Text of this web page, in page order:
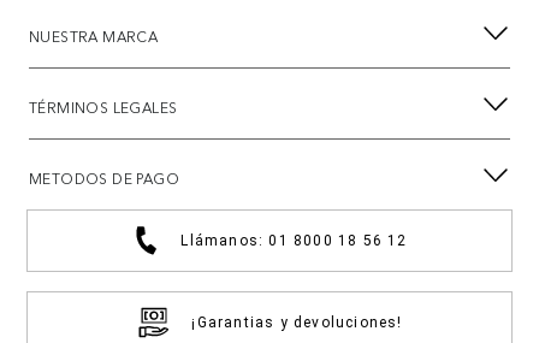
NUESTRA MARCA
TÉRMINOS LEGALES
METODOS DE PAGO
Llámanos: 01 8000 18 56 12
¡Garantias y devoluciones!